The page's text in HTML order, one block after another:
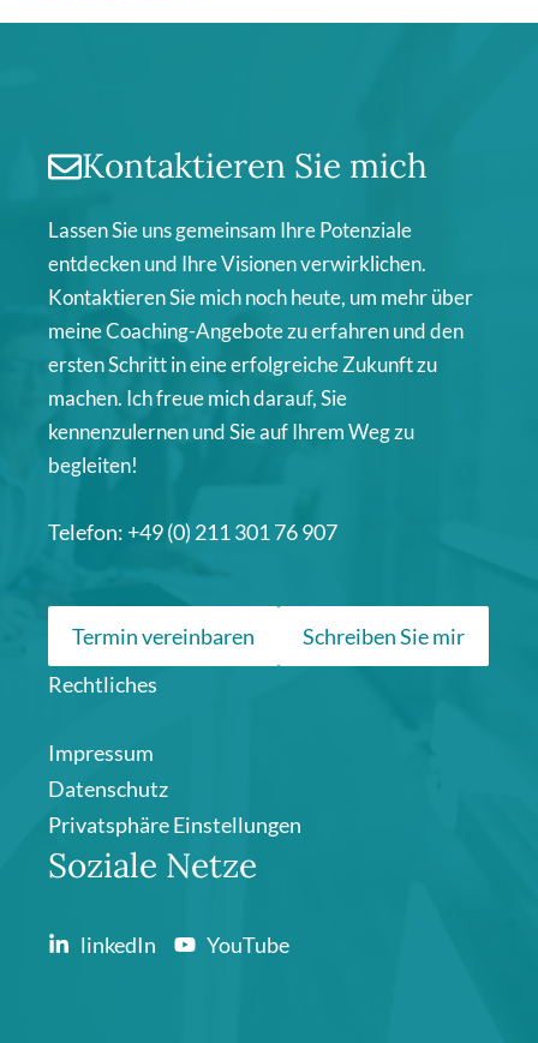
Kontaktieren Sie mich
Lassen Sie uns gemeinsam Ihre Potenziale
entdecken und Ihre Visionen verwirklichen.
Kontaktieren Sie mich noch heute, um mehr über
meine Coaching-Angebote zu erfahren und den
ersten Schritt in eine erfolgreiche Zukunft zu
machen. Ich freue mich darauf, Sie
kennenzulernen und Sie auf Ihrem Weg zu
begleiten!
Telefon: +49 (0) 211 301 76 907
Termin vereinbaren
Schreiben Sie mir
Rechtliches
Impressum
Datenschutz
Privatsphäre Einstellungen
Soziale Netze
linkedIn YouTube